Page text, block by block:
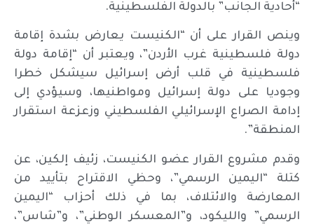
“أحادية الجانب” بالدولة الفلسطينية.
وينص القرار على أن “الكنيست يعارض بشدة إقامة
دولة فلسطينية غرب الأردن”، ويعتبر أن “إقامة دولة
فلسطينية في قلب أرض إسرائيل سيشكل خطرا
وجوديا على دولة إسرائيل ومواطنيها، وسيؤدي إلى
إدامة الصراع الإسرائيلي الفلسطيني وزعزعة استقرار
المنطقة”.
وقدم مشروع القرار عضو الكنيست، زئيف إلكين، عن
كتلة “اليمين الرسمي”، وحظي الاقتراح بتأييد من
المعارضة والائتلاف، بما في ذلك أحزاب “اليمين
الرسمي” والليكود، و”المعسكر الوطني”، و”شاس”،